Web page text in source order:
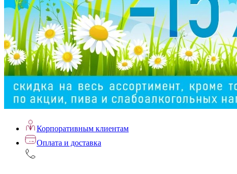
Корпоративным клиентам
Оплата и доставка